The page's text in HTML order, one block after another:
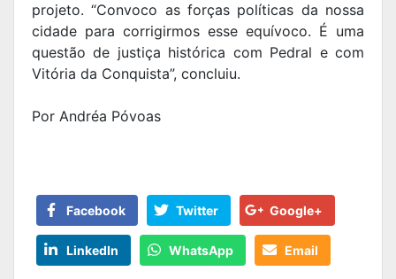
projeto. “Convoco as forças políticas da nossa
cidade para corrigirmos esse equívoco. É uma
questão de justiça histórica com Pedral e com
Vitória da Conquista”, concluiu.
Por Andréa Póvoas
Facebook Twitter Google+
LinkedIn WhatsApp Email